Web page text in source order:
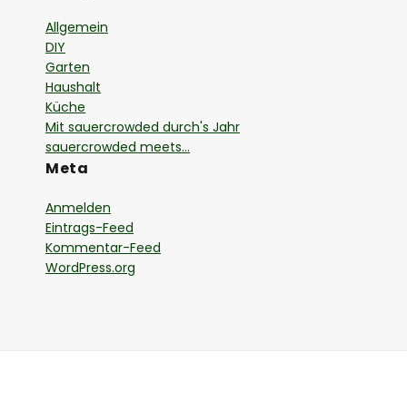
Allgemein
DIY
Garten
Haushalt
Küche
Mit sauercrowded durch's Jahr
sauercrowded meets…
Meta
Anmelden
Eintrags-Feed
Kommentar-Feed
WordPress.org